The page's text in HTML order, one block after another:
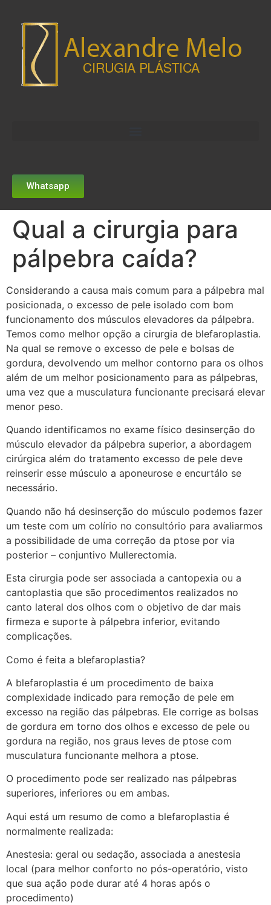
Whatsapp
Qual a cirurgia para
pálpebra caída?
Considerando a causa mais comum para a pálpebra mal
posicionada, o excesso de pele isolado com bom
funcionamento dos músculos elevadores da pálpebra.
Temos como melhor opção a cirurgia de blefaroplastia.
Na qual se remove o excesso de pele e bolsas de
gordura, devolvendo um melhor contorno para os olhos
além de um melhor posicionamento para as pálpebras,
uma vez que a musculatura funcionante precisará elevar
menor peso.
Quando identificamos no exame físico desinserção do
músculo elevador da pálpebra superior, a abordagem
cirúrgica além do tratamento excesso de pele deve
reinserir esse músculo a aponeurose e encurtálo se
necessário.
Quando não há desinserção do músculo podemos fazer
um teste com um colírio no consultório para avaliarmos
a possibilidade de uma correção da ptose por via
posterior – conjuntivo Mullerectomia.
Esta cirurgia pode ser associada a cantopexia ou a
cantoplastia que são procedimentos realizados no
canto lateral dos olhos com o objetivo de dar mais
firmeza e suporte à pálpebra inferior, evitando
complicações.
Como é feita a blefaroplastia?
A blefaroplastia é um procedimento de baixa
complexidade indicado para remoção de pele em
excesso na região das pálpebras. Ele corrige as bolsas
de gordura em torno dos olhos e excesso de pele ou
gordura na região, nos graus leves de ptose com
musculatura funcionante melhora a ptose.
O procedimento pode ser realizado nas pálpebras
superiores, inferiores ou em ambas.
Aqui está um resumo de como a blefaroplastia é
normalmente realizada:
Anestesia: geral ou sedação, associada a anestesia
local (para melhor conforto no pós-operatório, visto
que sua ação pode durar até 4 horas após o
procedimento)